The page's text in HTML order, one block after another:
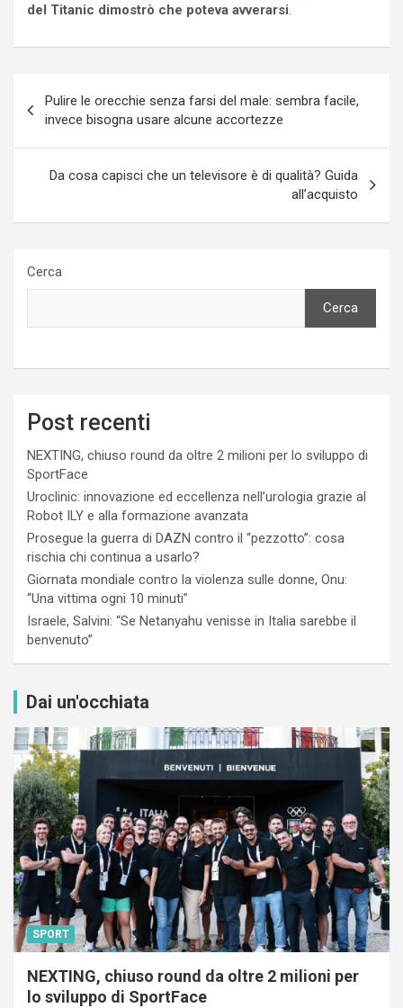
del Titanic dimostrò che poteva avverarsi.
articoli
Pulire le orecchie senza farsi del male: sembra facile,
invece bisogna usare alcune accortezze
Da cosa capisci che un televisore è di qualità? Guida
all’acquisto
Cerca
Cerca
Post recenti
NEXTING, chiuso round da oltre 2 milioni per lo sviluppo di
SportFace
Uroclinic: innovazione ed eccellenza nell’urologia grazie al
Robot ILY e alla formazione avanzata
Prosegue la guerra di DAZN contro il “pezzotto”: cosa
rischia chi continua a usarlo?
Giornata mondiale contro la violenza sulle donne, Onu:
“Una vittima ogni 10 minuti”
Israele, Salvini: “Se Netanyahu venisse in Italia sarebbe il
benvenuto”
Dai un'occhiata
SPORT
NEXTING, chiuso round da oltre 2 milioni per
lo sviluppo di SportFace